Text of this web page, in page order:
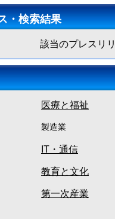
・検索結果
該当のプレスリ
医療と福祉
製造業
IT・通信
教育と文化
第一次産業